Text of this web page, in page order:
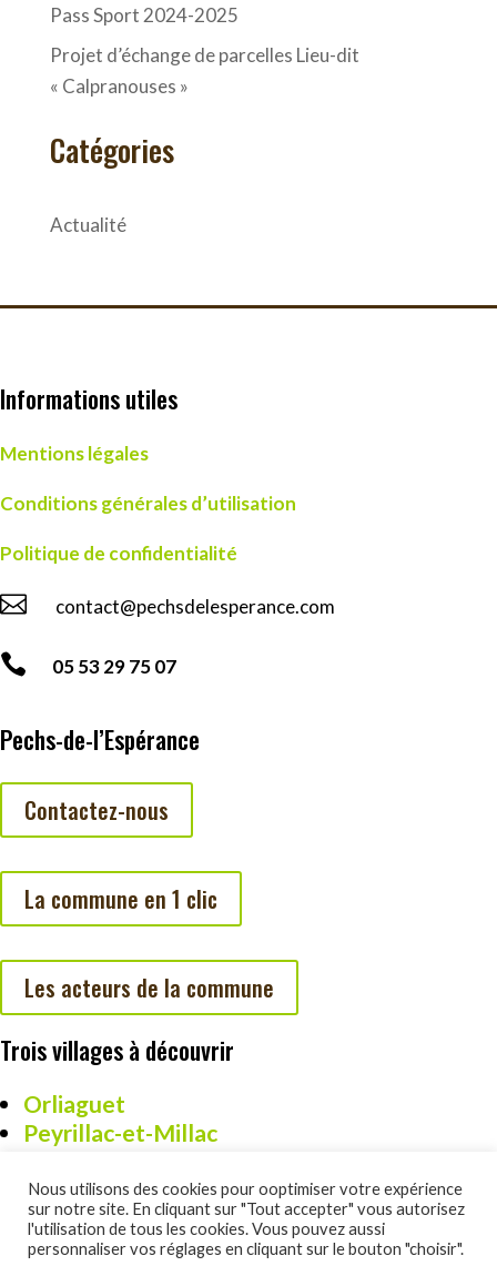
Pass Sport 2024-2025
Projet d’échange de parcelles Lieu-dit
« Calpranouses »
Catégories
Actualité
Informations utiles
Mentions légales
Conditions générales d’utilisation
Politique de confidentialité
 contact@pechsdelesperance.com
 05 53 29 75 07
Pechs-de-l’Espérance
Contactez-nous
La commune en 1 clic
Les acteurs de la commune
Trois villages à découvrir
Orliaguet
Peyrillac-et-Millac
Nous utilisons des cookies pour ooptimiser votre expérience
sur notre site. En cliquant sur "Tout accepter" vous autorisez
l'utilisation de tous les cookies. Vous pouvez aussi
personnaliser vos réglages en cliquant sur le bouton "choisir".